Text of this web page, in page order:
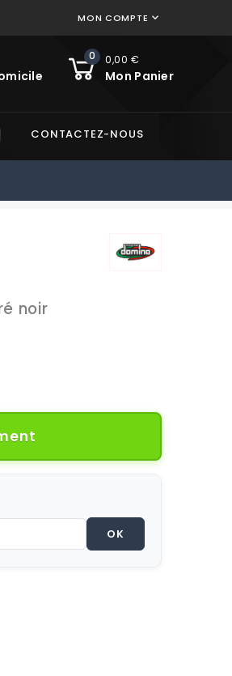
MON COMPTE 
0 0,00 €
Mon Panier
CONTACTEZ-NOUS
noir
OK